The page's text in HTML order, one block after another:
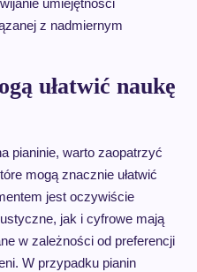
umiejętności
z nadmiernym
ułatwić naukę
pianinie, warto zaopatrzyć
mogą znacznie ułatwić
jest oczywiście
jak i cyfrowe mają
w zależności od preferencji
W przypadku pianin